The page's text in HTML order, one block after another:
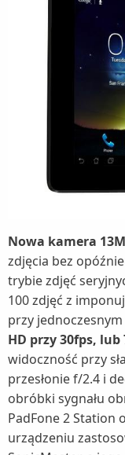
Nowa kamera
zdjęcia bez
trybie zdjęć
100 zdjęć z
przy
HD przy 30fps, lub
widoczność przy
przesłonie f/2.4 i
obróbki sygnału
PadFone 2 Station
urządzeniu